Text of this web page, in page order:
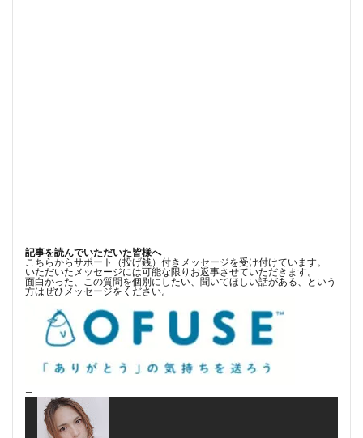
記事を読んでいただいた皆様へ
こちらからサポート（投げ銭）付きメッセージを受け付けています。
いただいたメッセージには可能な限りお返事させていただきます。
面白かった、この質問を個別にしたい、聞いてほしい話がある、という
方はぜひメッセージをください。
—